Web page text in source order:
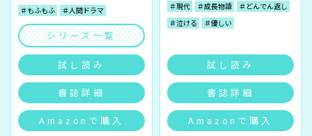
＃もふもふ
＃人間ドラマ
シリーズ一覧
試し読み
書誌詳細
Amazonで購入
＃現代 ＃成長物語
＃どんでん返し
＃泣ける
＃優しい
試し読み
書誌詳細
Amazonで購入